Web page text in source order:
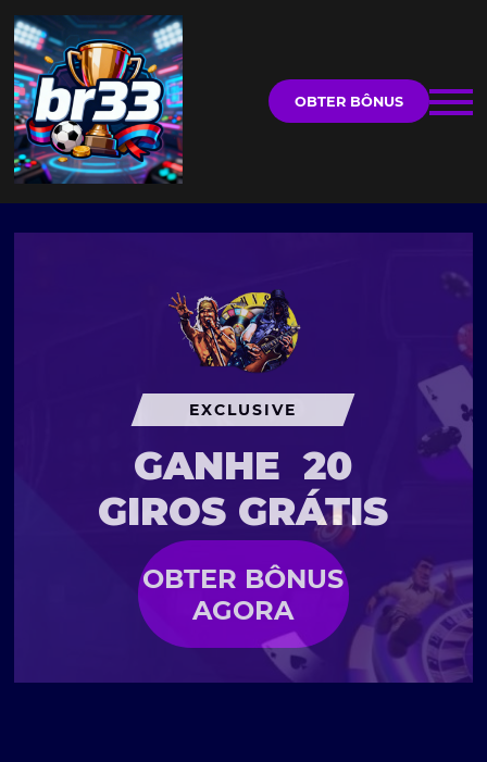
OBTER BÔNUS
EXCLUSIVE
GANHE 20
GIROS GRÁTIS
OBTER BÔNUS
AGORA